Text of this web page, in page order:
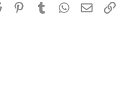
Reddit Pinterest
TumblrWhatsApp
Email